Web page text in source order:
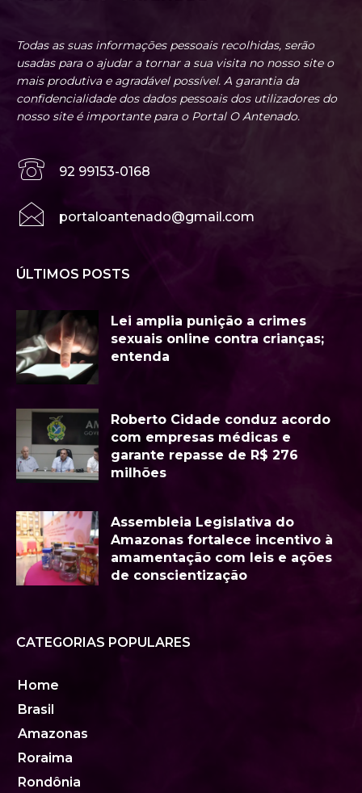
Todas as suas informações pessoais recolhidas, serão
usadas para o ajudar a tornar a sua visita no nosso site o
mais produtiva e agradável possível. A garantia da
confidencialidade dos dados pessoais dos utilizadores do
nosso site é importante para o Portal O Antenado.
92 99153-0168
portaloantenado@gmail.com
ÚLTIMOS POSTS
Lei amplia punição a crimes
sexuais online contra crianças;
entenda
Roberto Cidade conduz acordo
com empresas médicas e
garante repasse de R$ 276
milhões
Assembleia Legislativa do
Amazonas fortalece incentivo à
amamentação com leis e ações
de conscientização
CATEGORIAS POPULARES
Home
Brasil
Amazonas
Roraima
Rondônia